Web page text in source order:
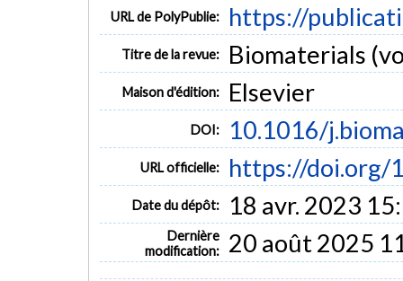
URL de PolyPublie: https://
Titre de la revue: Biomaterials
Maison d'édition: Elsevier
DOI: 10.1016/
URL officielle: https://doi.org/
Date du dépôt: 18 avr. 2023
Dernière
modification:
20 août 2025